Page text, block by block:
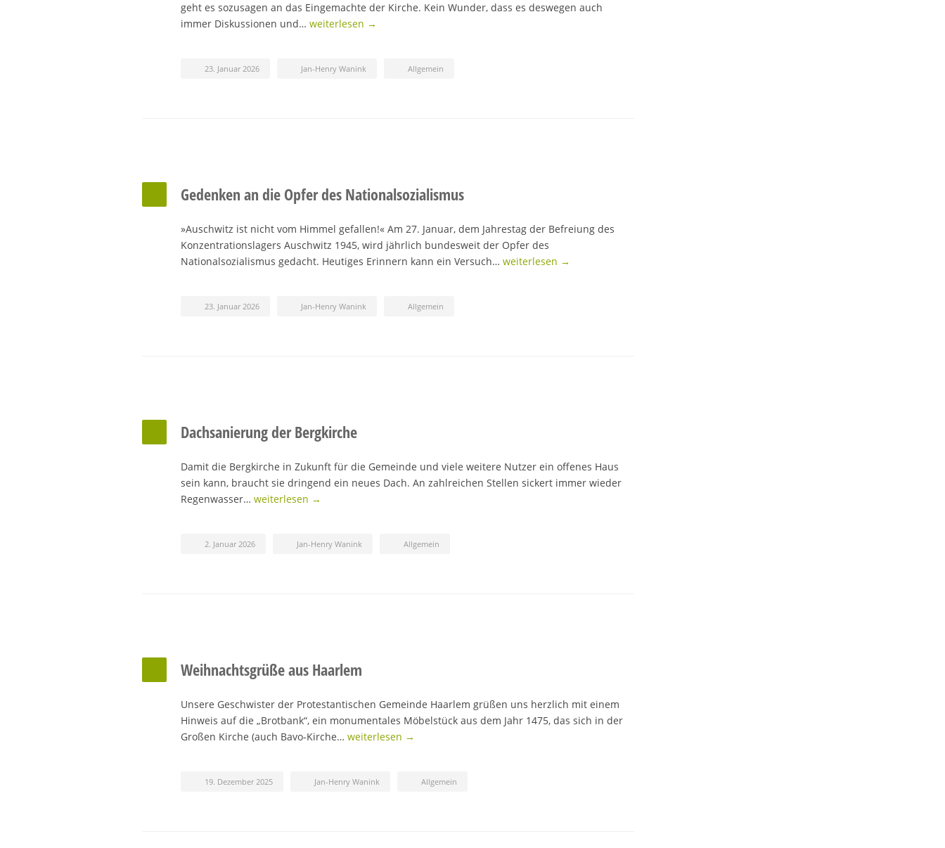
geht es sozusagen an das Eingemachte der Kirche. Kein Wunder, dass es deswegen auch
immer Diskussionen und… weiterlesen →
23. Januar 2026 Jan-Henry Wanink Allgemein
Gedenken an die Opfer des Nationalsozialismus
»Auschwitz ist nicht vom Himmel gefallen!« Am 27. Januar, dem Jahrestag der Befreiung des
Konzentrationslagers Auschwitz 1945, wird jährlich bundesweit der Opfer des
Nationalsozialismus gedacht. Heutiges Erinnern kann ein Versuch… weiterlesen →
23. Januar 2026 Jan-Henry Wanink Allgemein
Dachsanierung der Bergkirche
Damit die Bergkirche in Zukunft für die Gemeinde und viele weitere Nutzer ein offenes Haus
sein kann, braucht sie dringend ein neues Dach. An zahlreichen Stellen sickert immer wieder
Regenwasser… weiterlesen →
2. Januar 2026 Jan-Henry Wanink Allgemein
Weihnachtsgrüße aus Haarlem
Unsere Geschwister der Protestantischen Gemeinde Haarlem grüßen uns herzlich mit einem
Hinweis auf die „Brotbank“, ein monumentales Möbelstück aus dem Jahr 1475, das sich in der
Großen Kirche (auch Bavo-Kirche… weiterlesen →
19. Dezember 2025 Jan-Henry Wanink Allgemein